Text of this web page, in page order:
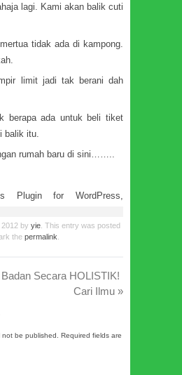
lagi. Kami akan balik cuti
tidak ada di kampong.
limit jadi tak berani dah
berapa ada untuk beli tiket
balik itu.
rumah baru di sini……..
by yie . This entry was posted
the permalink
Secara HOLISTIK!
Cari Ilmu »
be published.
Required fields are